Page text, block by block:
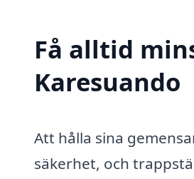
Få alltid
Karesuando
Att hålla sina
säkerhet, och